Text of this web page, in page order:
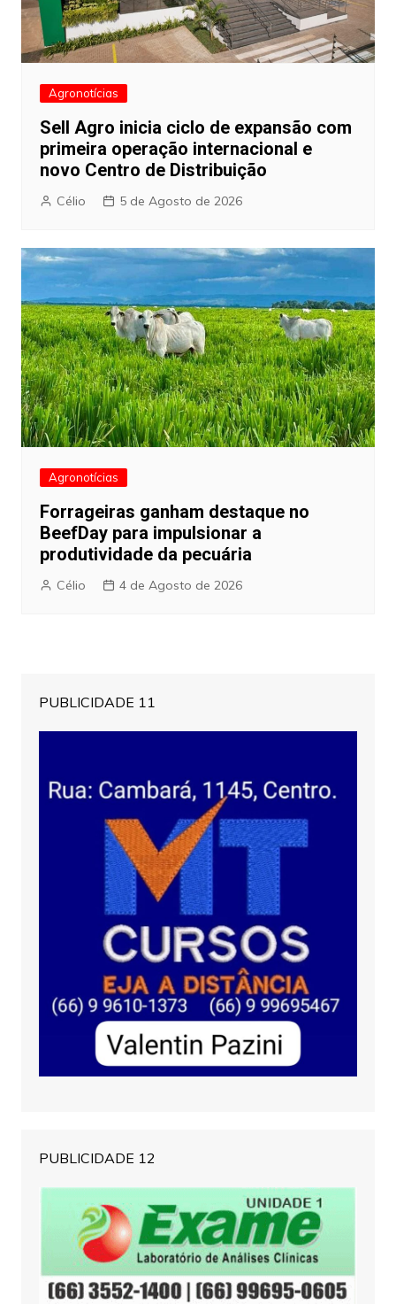
Agronotícias
Sell Agro inicia ciclo de expansão com
primeira operação internacional e
novo Centro de Distribuição
Célio 5 de Agosto de 2026
Agronotícias
Forrageiras ganham destaque no
BeefDay para impulsionar a
produtividade da pecuária
Célio 4 de Agosto de 2026
PUBLICIDADE 11
PUBLICIDADE 12